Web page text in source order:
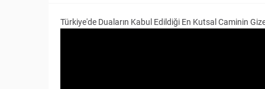
Türkiye'de Duaların Kabul Edildiği En Kutsal Caminin